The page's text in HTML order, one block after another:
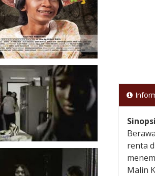
renta
Malin